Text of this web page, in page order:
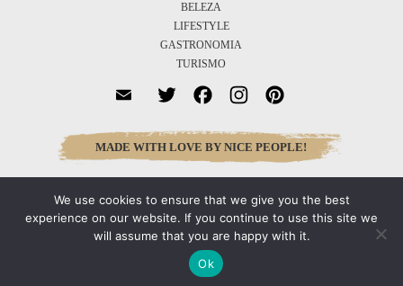
BELEZA
LIFESTYLE
GASTRONOMIA
TURISMO
TwitterFacebookInstagram
MADE WITH LOVE BY NICE PEOPLE!
Inscreva-se
We use cookies to ensure that we give you the best
experience on our website. If you continue to use this site we
will assume that you are happy with it.
Ok